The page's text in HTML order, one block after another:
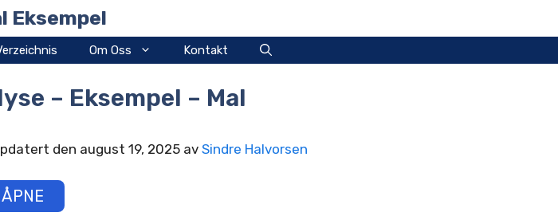
Eksempel
Om Oss Kontakt
– Eksempel – Mal
den august 19, 2025 avSindre Halvorsen
ÅPNE